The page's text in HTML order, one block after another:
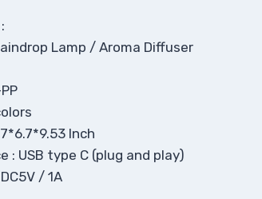
:
Lamp / Aroma Diffuser
Inch
: USB type C (plug and play)
/ 1A